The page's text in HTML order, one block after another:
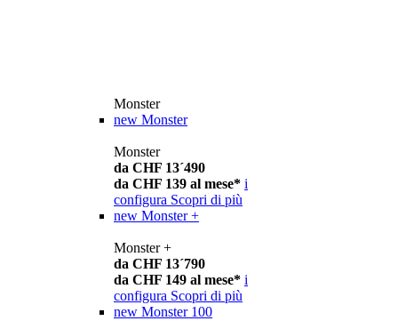
Monster
new Monster
Monster
da CHF 13´490
da CHF 139 al mese* i
configura Scopri di più
new Monster +
Monster +
da CHF 13´790
da CHF 149 al mese* i
configura Scopri di più
new Monster 100